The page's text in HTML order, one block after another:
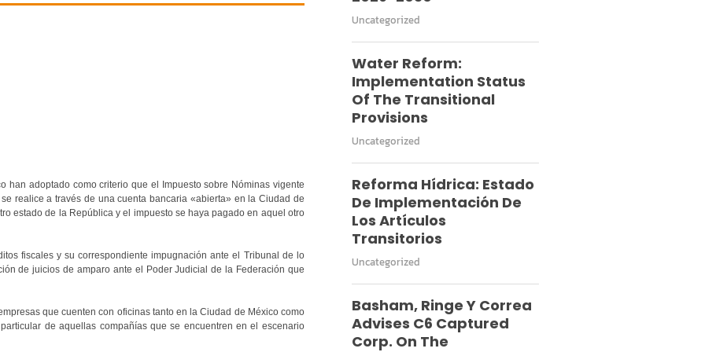
adoptado como criterio que el Impuesto sobre Nóminas vigente
realice a través de una cuenta bancaria «abierta» en la Ciudad de
estado de la República y el impuesto se haya pagado en aquel otro
fiscales y su correspondiente impugnación ante el Tribunal de lo
de juicios de amparo ante el Poder Judicial de la Federación que
que cuenten con oficinas tanto en la Ciudad de México como
de aquellas compañías que se encuentren en el escenario
Uncategorized
Water Reform:
Implementation Status
Of The Transitional
Provisions
Uncategorized
Reforma Hídrica: Estado
De Implementación De
Los Artículos
Transitorios
Uncategorized
Basham, Ringe Y Correa
Advises C6 Captured
Corp. On The